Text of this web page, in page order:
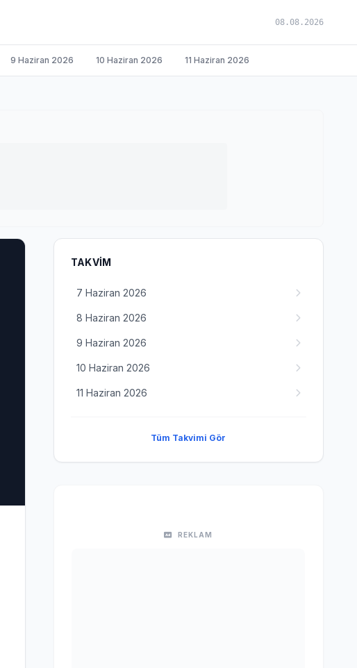
08.08.2026
9 Haziran 2026 10 Haziran 2026 11 Haziran 2026
TAKVIM
7 Haziran 2026
8 Haziran 2026
9 Haziran 2026
10 Haziran 2026
11 Haziran 2026
Tüm Takvimi Gör
REKLAM